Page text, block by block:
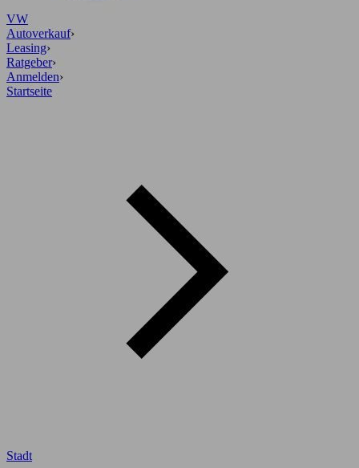
VW
Autoverkauf›
Leasing›
Ratgeber›
Anmelden›
Startseite
Stadt